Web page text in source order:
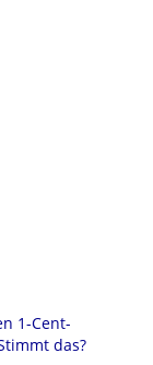
1-Cent-
das?